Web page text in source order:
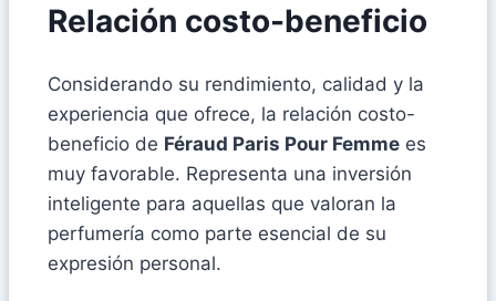
Relación costo-beneficio
Considerando su rendimiento, calidad y la
experiencia que ofrece, la relación costo-
beneficio de Féraud Paris Pour Femme es
muy favorable. Representa una inversión
inteligente para aquellas que valoran la
perfumería como parte esencial de su
expresión personal.